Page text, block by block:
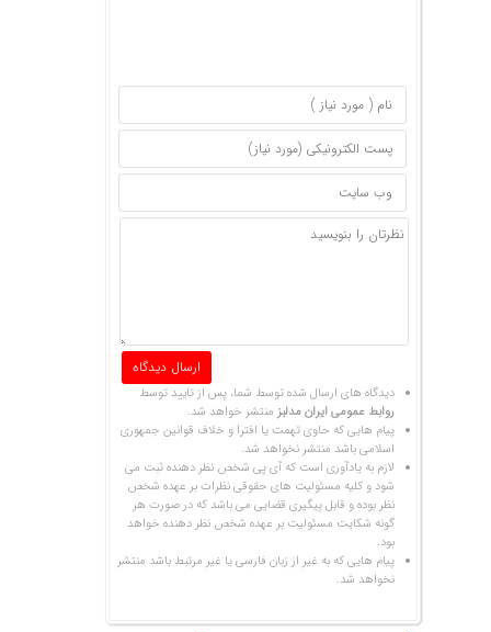
دیدگاه های ارسال شده توسط شما، پس از تایید توسط
روابط عمومی ایران مدلبز منتشر خواهد شد.
پیام هایی که حاوی تهمت یا افترا و خلاف قوانین جمهوری
اسلامی باشد منتشر نخواهد شد.
لازم به یادآوری است که آی پی شخص نظر دهنده ثبت می
شود و کلیه مسئولیت های حقوقی نظرات بر عهده شخص
نظر بوده و قابل پیگیری قضایی می باشد که در صورت هر
گونه شکایت مسئولیت بر عهده شخص نظر دهنده خواهد
بود.
پیام هایی که به غیر از زبان فارسی یا غیر مرتبط باشد منتشر
نخواهد شد.